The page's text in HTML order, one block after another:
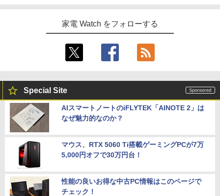
家電 Watch をフォローする
Special Site
AIスマートノートのiFLYTEK「AINOTE 2」は
なぜ魅力的なのか？
マウス、RTX 5060 Ti搭載ゲーミングPCが7万
5,000円オフで30万円台！
性能の良いお得な中古PC情報はこのページで
チェック！